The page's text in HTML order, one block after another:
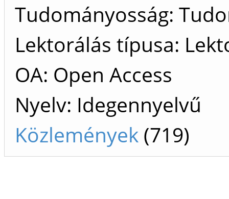
Tudományosság:
Lektorálás típusa:
OA: Open Access
Nyelv: Idegennyelvű
Közlemények (719)